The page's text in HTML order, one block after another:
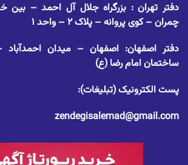
دفتر تهران : بزرگراه جلال آل احمد – بین
چمران – کوی پروانه – پلاک ۲ – واحد ۱
دفتر اصفهان: اصفهان – میدان
ساختمان امام رضا (ع)
پست الکترونیک (تبلیغات):
zendegisalemad@gmail.com